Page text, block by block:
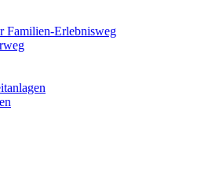
Familien-Erlebnisweg